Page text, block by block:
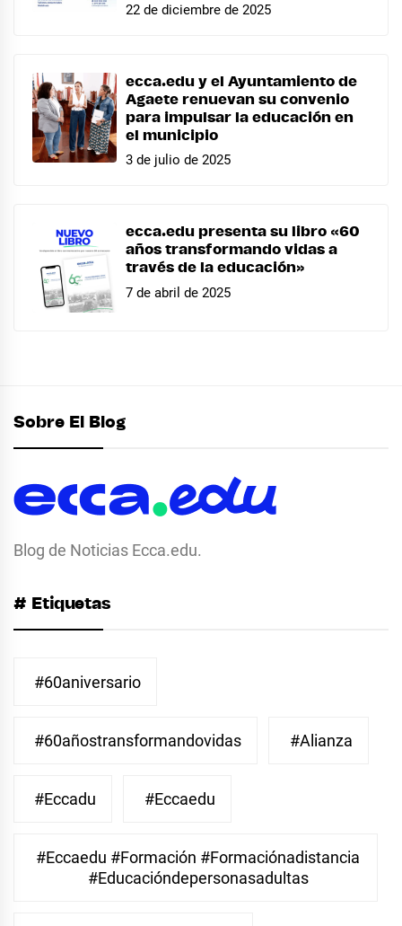
22 de diciembre de 2025
ecca.edu y el Ayuntamiento de
Agaete renuevan su convenio
para impulsar la educación en
el municipio
3 de julio de 2025
ecca.edu presenta su libro «60
años transformando vidas a
través de la educación»
7 de abril de 2025
Sobre El Blog
Blog de Noticias Ecca.edu.
# Etiquetas
#60aniversario
#60añostransformandovidas #Alianza
#eccadu #eccaedu
#eccaedu #formación #formaciónadistancia
#educacióndepersonasadultas